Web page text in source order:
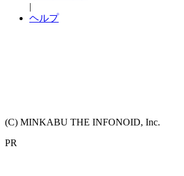
|
ヘルプ
(C) MINKABU THE INFONOID, Inc.
PR